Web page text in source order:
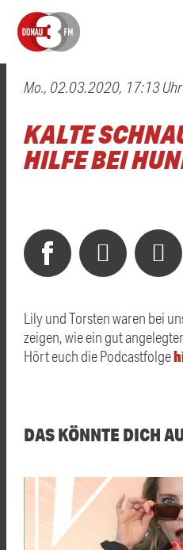
0800 0 490
01520 242
Hast du auch einen Blitzer oder
gesehen? Ganz einfach melden -
Hast du auch einen Blitzer oder
gesehen? Ganz einfach melden -
Mo., 02.03.2020, 17:13 Uhr
KALTE
HILFE BEI
Lily und Torsten waren bei
zeigen, wie ein gut
Hört euch die Podcastfolge
DAS KÖNNTE DICH